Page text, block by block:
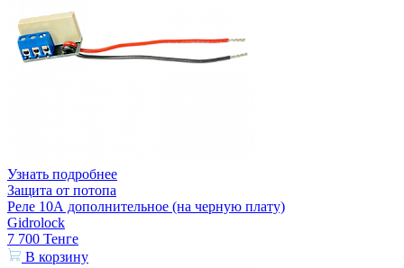
Узнать подробнее
Защита от потопа
Реле 10А дополнительное (на черную плату)
Gidrolock
7 700 Тенге
В корзину